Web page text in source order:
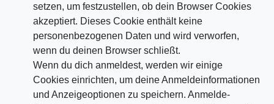
setzen, um festzustellen, ob dein Browser Cookies
akzeptiert. Dieses Cookie enthält keine
personenbezogenen Daten und wird verworfen,
wenn du deinen Browser schließt.
Wenn du dich anmeldest, werden wir einige
Cookies einrichten, um deine Anmeldeinformationen
und Anzeigeoptionen zu speichern. Anmelde-